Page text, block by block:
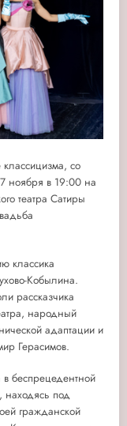
классицизма, со
ноября в 19:00 на
театра Сатиры
классика
Кобылина.
рассказчика
народный
адаптации и
Герасимов.
беспрецедентной
находясь под
гражданской